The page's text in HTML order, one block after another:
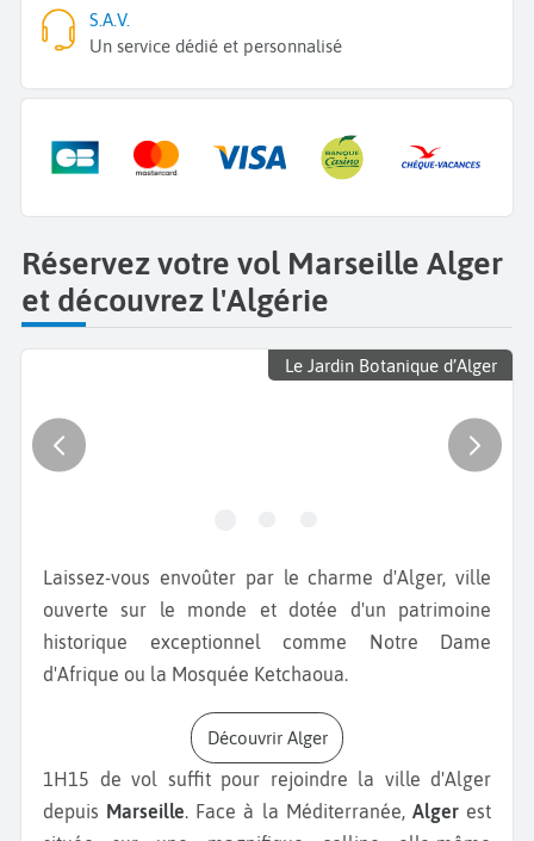
S.A.V.
Un service dédié et personnalisé
Réservez votre vol Marseille Alger
et découvrez l'Algérie
Le Jardin Botanique d’Alger
Laissez-vous envoûter par le charme d'Alger, ville
ouverte sur le monde et dotée d'un patrimoine
historique exceptionnel comme Notre Dame
d'Afrique ou la Mosquée Ketchaoua.
Découvrir Alger
1H15 de vol suffit pour rejoindre la ville d'Alger
depuis Marseille. Face à la Méditerranée, Algerest